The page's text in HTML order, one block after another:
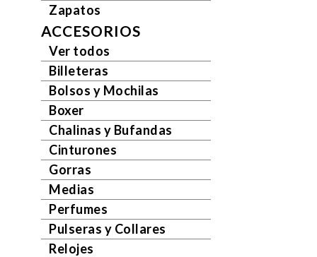
Zapatos
ACCESORIOS
Ver todos
Billeteras
Bolsos y Mochilas
Boxer
Chalinas y Bufandas
Cinturones
Gorras
Medias
Perfumes
Pulseras y Collares
Relojes